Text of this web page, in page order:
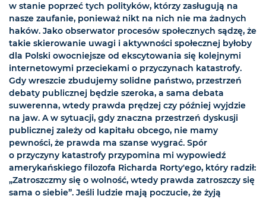
w stanie poprzeć tych polityków, którzy zasługują na
nasze zaufanie, ponieważ nikt na nich nie ma żadnych
haków. Jako obserwator procesów społecznych sądzę, że
takie skierowanie uwagi i aktywności społecznej byłoby
dla Polski owocniejsze od ekscytowania się kolejnymi
internetowymi przeciekami o przyczynach katastrofy.
Gdy wreszcie zbudujemy solidne państwo, przestrzeń
debaty publicznej będzie szeroka, a sama debata
suwerenna, wtedy prawda prędzej czy później wyjdzie
na jaw. A w sytuacji, gdy znaczna przestrzeń dyskusji
publicznej zależy od kapitału obcego, nie mamy
pewności, że prawda ma szanse wygrać. Spór
o przyczyny katastrofy przypomina mi wypowiedź
amerykańskiego filozofa Richarda Rorty'ego, który radził:
„Zatroszczmy się o wolność, wtedy prawda zatroszczy się
sama o siebie”. Jeśli ludzie mają poczucie, że żyją